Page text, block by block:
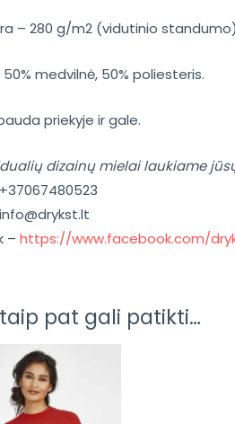
– 280 g/m2 (vidutinio standumo)
medvilnė, 50% poliesteris.
priekyje ir gale.
dizainų mielai laukiame
– https://www.facebook.com/
pat gali patikti…